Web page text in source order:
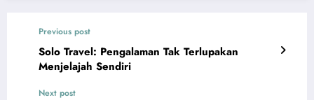
Previous post
Solo Travel: Pengalaman Tak Terlupakan
Menjelajah Sendiri
Next post